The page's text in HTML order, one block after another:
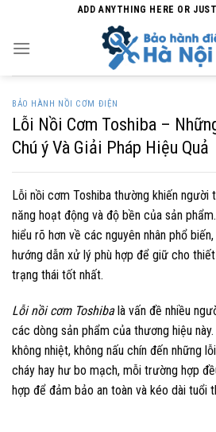
content
ADD ANYTHING HERE OR
BẢO HÀNH NỒI CƠM ĐIỆN
Lỗi Nồi Cơm Toshiba –
Chú ý Và Giải Pháp Hiệu Quả
Lỗi nồi cơm Toshiba thường khiến người
năng hoạt động và độ bền của sản
hiểu rõ hơn về các nguyên nhân phổ
hướng dẫn xử lý phù hợp để giữ cho
trạng thái tốt nhất.
Lỗi nồi cơm Toshibalà vấn đề nhiều
các dòng sản phẩm của thương hiệu
không nhiệt, không nấu chín đến những
cháy hay hư bo mạch, mỗi trường hợp
hợp để đảm bảo an toàn và kéo dài tuổi